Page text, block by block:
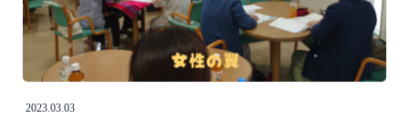
2023.03.03